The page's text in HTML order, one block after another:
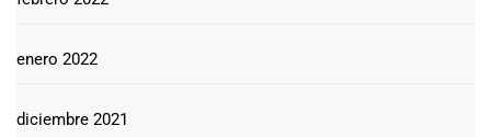
enero 2022
diciembre 2021